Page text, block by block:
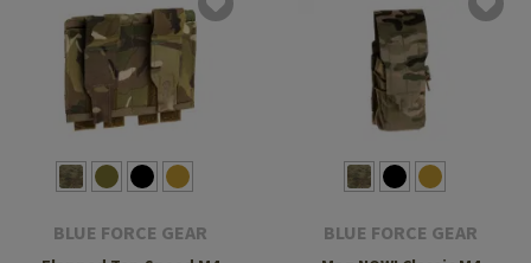
BLUE FORCE GEAR BLUE FORCE GEAR